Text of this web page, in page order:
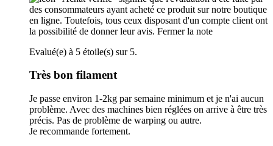
des consommateurs ayant acheté ce produit sur notre boutique
en ligne. Toutefois, tous ceux disposant d'un compte client ont
la possibilité de donner leur avis. Fermer la note
Evalué(e) à 5 étoile(s) sur 5.
Très bon filament
Je passe environ 1-2kg par semaine minimum et je n'ai aucun
problème. Avec des machines bien réglées on arrive à être très
précis. Pas de problème de warping ou autre.
Je recommande fortement.